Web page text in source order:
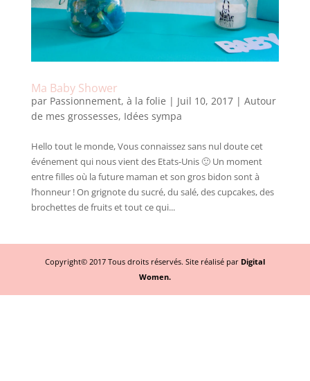
Ma Baby Shower
par Passionnement, à la folie | Juil 10, 2017| Autour
de mes grossesses, Idées sympa
Hello tout le monde, Vous connaissez sans nul doute cet
événement qui nous vient des Etats-Unis 🙂 Un moment
entre filles où la future maman et son gros bidon sont à
l’honneur ! On grignote du sucré, du salé, des cupcakes, des
brochettes de fruits et tout ce qui...
Copyright© 2017 Tous droits réservés. Site réalisé par Digital
Women.